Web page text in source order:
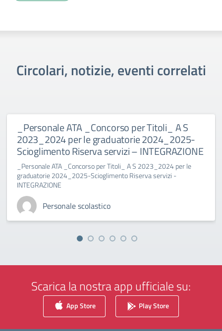
Circolari, notizie, eventi correlati
_Personale ATA _Concorso per Titoli_ A S
2023_2024 per le graduatorie 2024_2025-
Scioglimento Riserva servizi – INTEGRAZIONE
_Personale ATA _Concorso per Titoli_ A S 2023_2024 per le
graduatorie 2024_2025-Scioglimento Riserva servizi -
INTEGRAZIONE
Personale scolastico
Scarica la nostra app ufficiale su:
App Store Play Store